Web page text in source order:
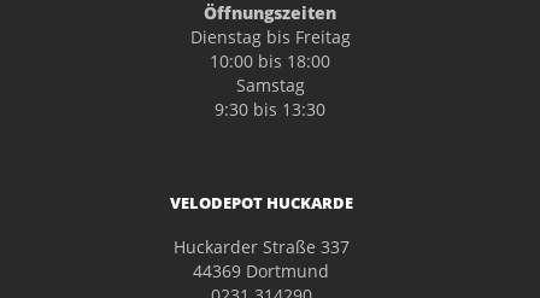
Öffnungszeiten
Dienstag bis Freitag
10:00 bis 18:00
Samstag
9:30 bis 13:30
VELODEPOT HUCKARDE
Huckarder Straße 337
44369 Dortmund